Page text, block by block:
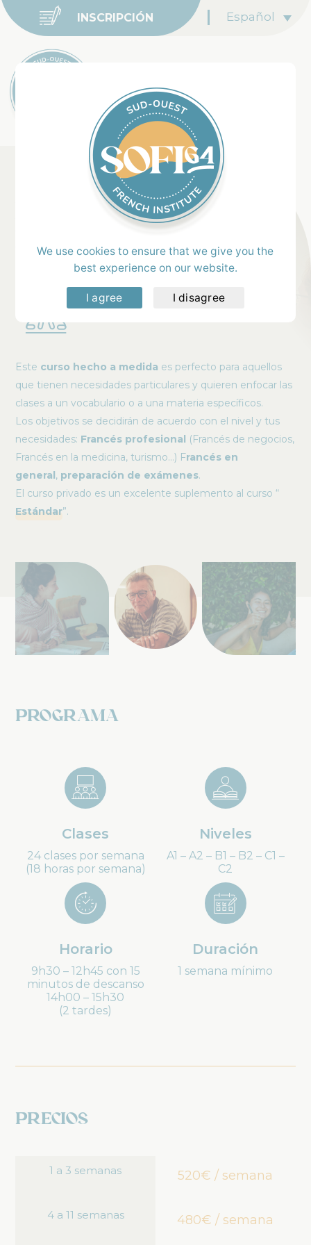
INSCRIPCIÓN Español
Clases & Precios
Francés & Clases
Este curso hecho a medida es perfecto para aquellos
que tienen necesidades particulares y quieren enfocar las
clases a un vocabulario o a una materia específicos.
Los objetivos se decidirán de acuerdo con el nivel y tus
necesidades: Francés profesional (Francés de negocios,
Francés en la medicina, turismo…) Francés en
general, preparación de exámenes.
El curso privado es un excelente suplemento al curso “
Estándar”.
Programa
Clases
24 clases por semana
(18 horas por semana)
Niveles
A1 – A2 – B1 – B2 – C1 –
C2
Horario
9h30 – 12h45 con 15
minutos de descanso
14h00 – 15h30
(2 tardes)
Duración
1 semana mínimo
Precios
1 a 3 semanas 520€ / semana
4 a 11 semanas 480€ / semana
We use cookies to ensure that we give you the
best experience on our website.
I agree I disagree